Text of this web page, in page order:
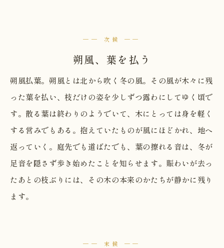
── 次候 ──
朔風、葉を払う
朔風払葉。朔風とは北から吹く冬の風。その風が木々に残
った葉を払い、枝だけの姿を少しずつ露わにしてゆく頃で
す。散る葉は終わりのようでいて、木にとっては身を軽く
する営みでもある。抱えていたものが風にほどかれ、地へ
返っていく。庭先でも道ばたでも、葉の擦れる音は、冬が
足音を隠さず歩き始めたことを知らせます。賑わいが去っ
たあとの枝ぶりには、その木の本来のかたちが静かに残り
ます。
── 末候 ──